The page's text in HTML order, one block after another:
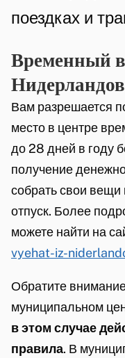
поездках и
Временный
Нидерландов
Вам разрешается
место в центре
до 28 дней в году
получение
собрать свои вещи
отпуск. Более
можете найти на
vyehat-iz-
Обратите
муниципальном
в этом случае
правила. В